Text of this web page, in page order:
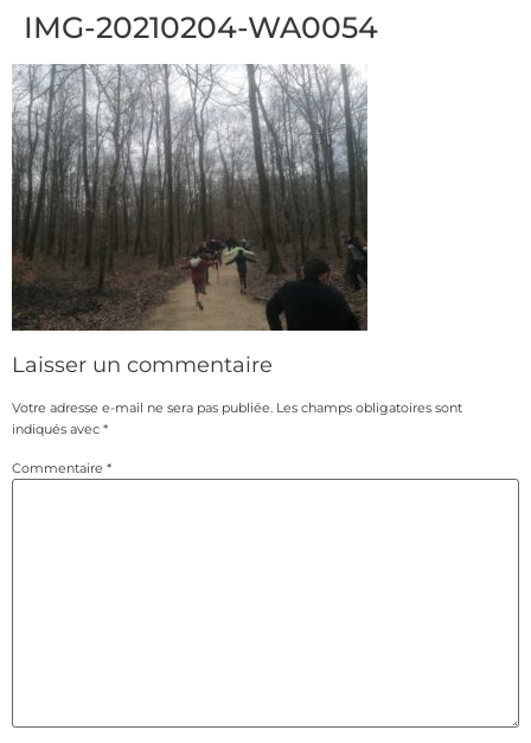
IMG-20210204-WA0054
Laisser un commentaire
Votre adresse e-mail ne sera pas publiée. Les champs obligatoires sont
indiqués avec *
Commentaire *